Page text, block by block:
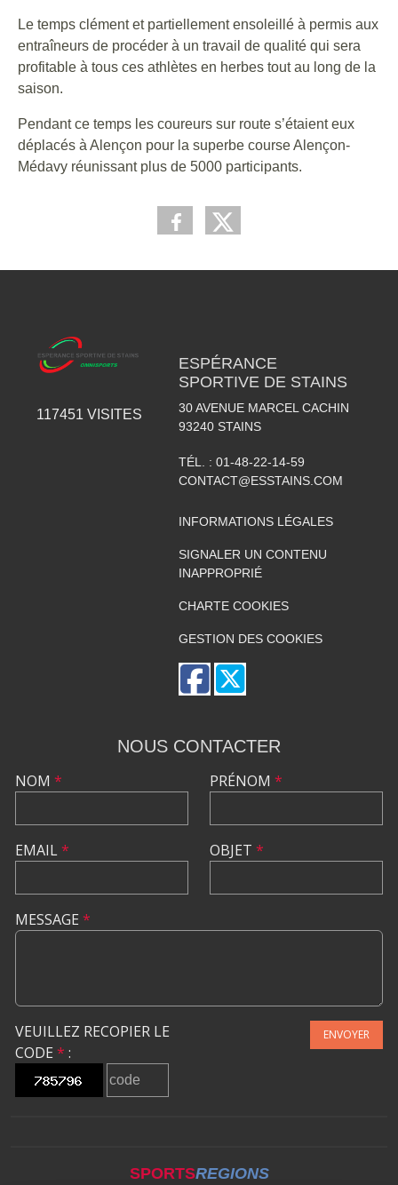
Le temps clément et partiellement ensoleillé à permis aux
entraîneurs de procéder à un travail de qualité qui sera
profitable à tous ces athlètes en herbes tout au long de la
saison.
Pendant ce temps les coureurs sur route s’étaient eux
déplacés à Alençon pour la superbe course Alençon-
Médavy réunissant plus de 5000 participants.
117451 VISITES
ESPÉRANCE
SPORTIVE DE STAINS
30 AVENUE MARCEL CACHIN
93240 STAINS
TÉL. : 01-48-22-14-59
CONTACT@ESSTAINS.COM
INFORMATIONS LÉGALES
SIGNALER UN CONTENU
INAPPROPRIÉ
CHARTE COOKIES
GESTION DES COOKIES
NOUS CONTACTER
NOM *
EMAIL*
PRÉNOM *
OBJET *
MESSAGE *
VEUILLEZ RECOPIER LE
CODE * :
ENVOYER
SPORTSREGIONS